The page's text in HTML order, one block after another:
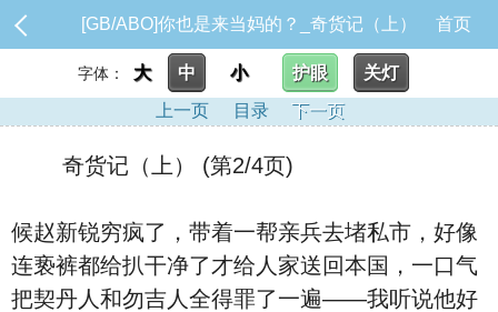
[GB/ABO]你也是来当妈的？_奇货记（上） 首页
字体： 大 中 小 护眼
关灯
上一页
目录 下一页
奇货记（上） (第2/4页)
候赵新锐穷疯了，带着一帮亲兵去堵私市，好像
连亵裤都给扒干净了才给人家送回本国，一口气
把契丹人和勿吉人全得罪了一遍——我听说他好